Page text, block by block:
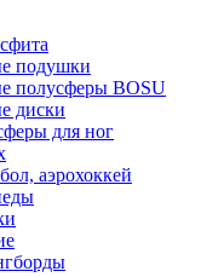
подушки
полусферы BOSU
диски
для ног
аэрохоккей